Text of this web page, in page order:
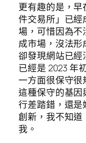
更有趣的是，早
件交易所」已
場，可惜因為
成市場，沒法形
卻發現網站已
已經是 2023 年
一方面很保守很
這種保守的基
行差踏錯，還
創新，我不知
我。